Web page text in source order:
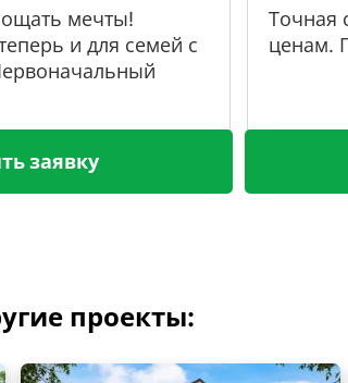
мечты!
и для семей с
заявку
Точная
ценам.
проекты: